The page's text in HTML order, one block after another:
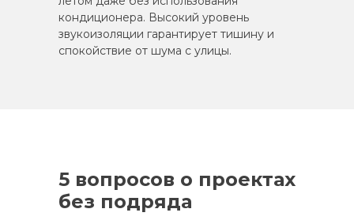
кондиционера. Высокий уровень
звукоизоляции гарантирует тишину и
спокойствие от шума с улицы.
5 вопросов о проектах
без подряда